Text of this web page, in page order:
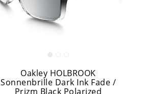
Oakley HOLBROOK
Sonnenbrille Dark Ink Fade /
Prizm Black Polarized